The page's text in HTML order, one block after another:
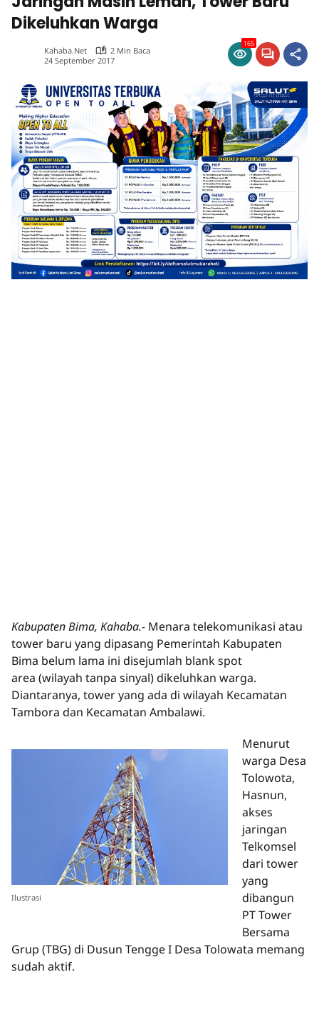
Dikeluhkan Warga
Kahaba.net
2 Min Baca
24 September 2017
165
Kabupaten Bima, Kahaba.- Menara telekomunikasi atau
tower baru yang dipasang Pemerintah Kabupaten
Bima belum lama ini disejumlah blank spot
area (wilayah tanpa sinyal) dikeluhkan warga.
Diantaranya, tower yang ada di wilayah Kecamatan
Tambora dan Kecamatan Ambalawi.
Ilustrasi
Menurut
warga Desa
Tolowota,
Hasnun,
akses
jaringan
Telkomsel
dari tower
yang
dibangun
PT Tower
Bersama
Grup (TBG) di Dusun Tengge I Desa Tolowata memang
sudah aktif.